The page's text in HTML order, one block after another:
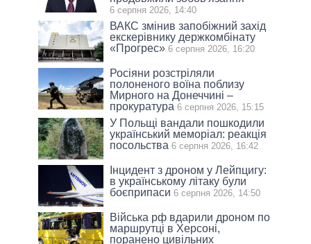
6 серпня 2026, 14:40
ВАКС змінив запобіжний захід
екскерівнику держкомбінату
«Прогрес» 6 серпня 2026, 16:20
Росіяни розстріляли
полоненого воїна поблизу
Мирного на Донеччині –
прокуратура 6 серпня 2026, 15:15
У Польщі вандали пошкодили
український меморіал: реакція
посольства 6 серпня 2026, 16:42
Інцидент з дроном у Лейпцигу:
в українському літаку були
боєприпаси 6 серпня 2026, 14:50
Війська рф вдарили дроном по
маршрутці в Херсоні,
поранено цивільних